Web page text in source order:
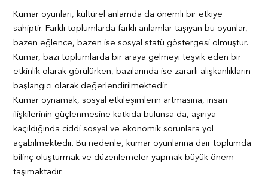
Kumar oyunları, kültürel anlamda da önemli bir etkiye
sahiptir. Farklı toplumlarda farklı anlamlar taşıyan bu oyunlar,
bazen eğlence, bazen ise sosyal statü göstergesi olmuştur.
Kumar, bazı toplumlarda bir araya gelmeyi teşvik eden bir
etkinlik olarak görülürken, bazılarında ise zararlı alışkanlıkların
başlangıcı olarak değerlendirilmektedir.
Kumar oynamak, sosyal etkileşimlerin artmasına, insan
ilişkilerinin güçlenmesine katkıda bulunsa da, aşırıya
kaçıldığında ciddi sosyal ve ekonomik sorunlara yol
açabilmektedir. Bu nedenle, kumar oyunlarına dair toplumda
bilinç oluşturmak ve düzenlemeler yapmak büyük önem
taşımaktadır.